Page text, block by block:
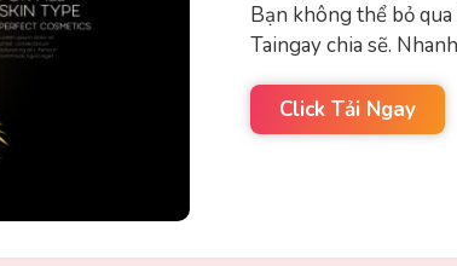
Bạn không thể bỏ
Taingay chia sẽ.
Click Tải Ngay